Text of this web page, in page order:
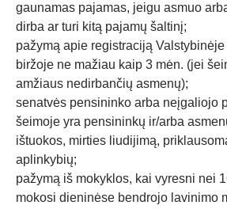
gaunamas pajamas, jeigu asmuo
dirba ar turi kitą pajamų šaltinį;
pažymą apie registraciją
biržoje ne mažiau kaip 3 mėn. (jei
amžiaus nedirbančių asmenų);
senatvės pensininko arba neįgaliojo
šeimoje yra pensininkų ir/arba
ištuokos, mirties liudijimą,
aplinkybių;
pažymą iš mokyklos, kai vyresni nei
mokosi dieninėse bendrojo lavinimo